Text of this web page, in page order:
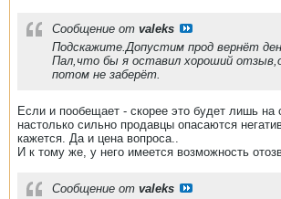
Сообщение от valeks
Подскажите.Допустим прод вернёт
Пал,что бы я оставил хороший
потом не заберёт.
Если и пообещает - скорее это будет лишь на
настолько сильно продавцы опасаются
кажется. Да и цена вопроса..
И к тому же, у него имеется возможность
Сообщение от valeks